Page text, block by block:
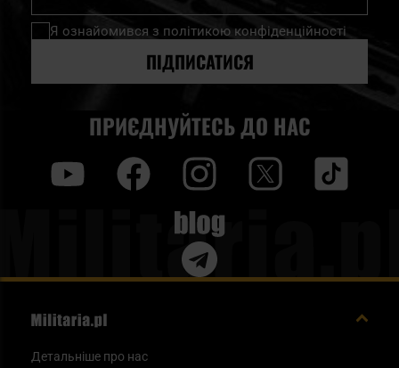
нашу
розсилку
Я ознайомився з політикою конфіденційності
ПІДПИСАТИСЯ
ПРИЄДНУЙТЕСЬ ДО НАС
Blog
Детальніше про нас